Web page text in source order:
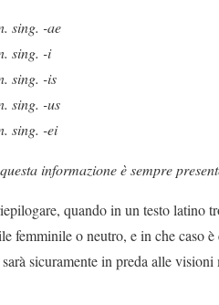
sing. -ae
sing. -i
sing. -is
sing. -us
sing. -ei
informazione è sempre
quando in un testo latino
femminile o neutro, e in che caso
sicuramente in preda alle